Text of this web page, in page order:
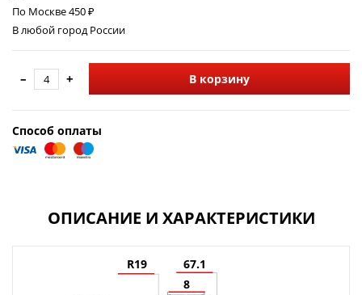
По Москве 450 ₽
В любой город России
– + В корзину
Способ оплаты
ОПИСАНИЕ И ХАРАКТЕРИСТИКИ
R19
67.1
8